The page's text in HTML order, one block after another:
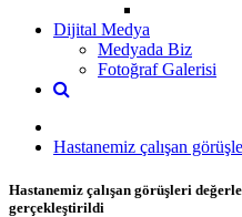
Dijital Medya
Medyada Biz
Fotoğraf Galerisi
Hastanemiz çalışan
Hastanemiz çalışan görüşleri
gerçekleştirildi